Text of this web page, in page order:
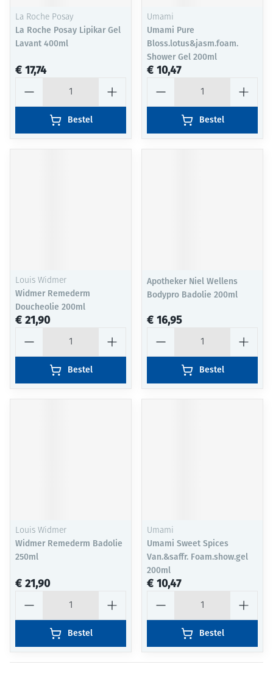
La Roche Posay
La Roche Posay Lipikar Gel
Lavant 400ml
€ 17,74
Bestel
Umami
Umami Pure
Bloss.lotus&jasm.foam.
Shower Gel 200ml
€ 10,47
Bestel
Louis Widmer
Widmer Remederm
Doucheolie 200ml
€ 21,90
Bestel
Apotheker Niel Wellens
Bodypro Badolie 200ml
€ 16,95
Bestel
Louis Widmer
Widmer Remederm Badolie
250ml
€ 21,90
Bestel
Umami
Umami Sweet Spices
Van.&saffr. Foam.show.gel
200ml
€ 10,47
Bestel